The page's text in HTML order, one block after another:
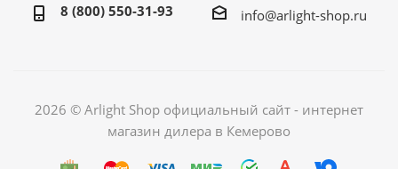
8 (800) 550-31-93 info@arlight-shop.ru
2026 © Arlight Shop официальный сайт - интернет
магазин дилера в Кемерово